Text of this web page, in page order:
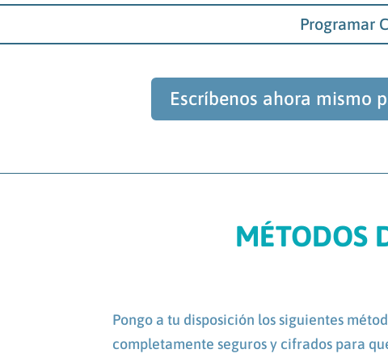
Programar
Escríbenos ahora mismo
MÉTODOS
Pongo a tu disposición los siguientes
completamente seguros y cifrados para